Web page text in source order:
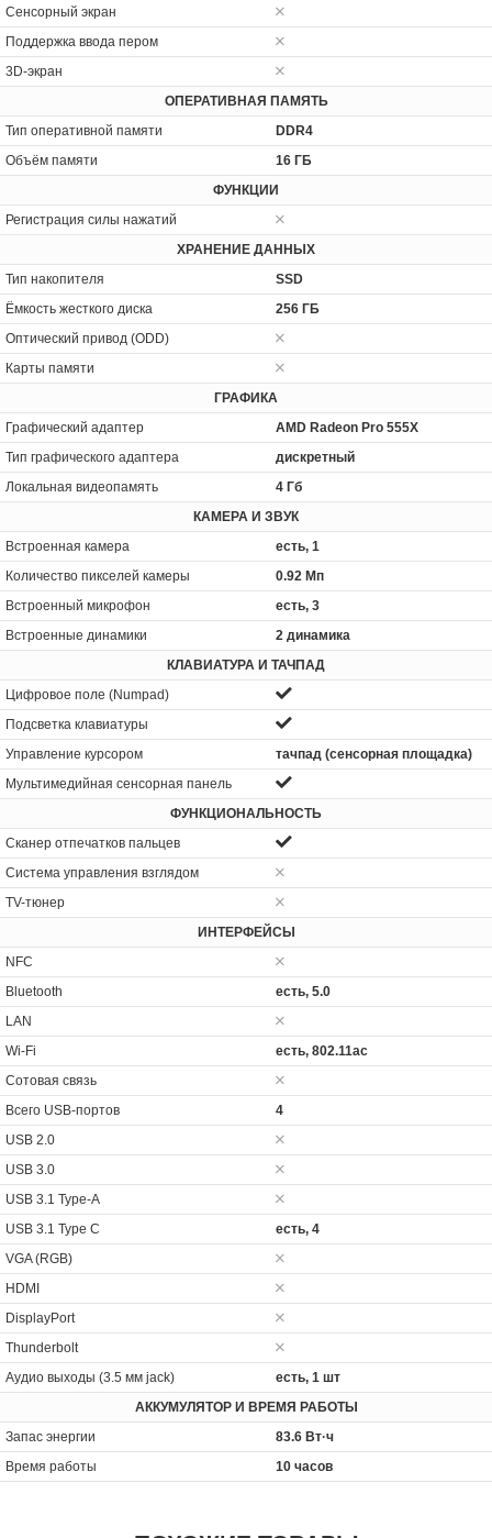
Сенсорный экран
Поддержка ввода пером
3D-экран
ОПЕРАТИВНАЯ ПАМЯТЬ
Тип оперативной памяти
DDR4
Объём памяти
16 ГБ
ФУНКЦИИ
Регистрация силы нажатий
ХРАНЕНИЕ ДАННЫХ
Тип накопителя
SSD
Ёмкость жесткого диска
256 ГБ
Оптический привод (ODD)
Карты памяти
ГРАФИКА
Графический адаптер
AMD Radeon Pro 555X
Тип графического адаптера
дискретный
Локальная видеопамять
4 Гб
КАМЕРА И ЗВУК
Встроенная камера
есть, 1
Количество пикселей камеры
0.92 Мп
Встроенный микрофон
есть, 3
Встроенные динамики
2 динамика
КЛАВИАТУРА И ТАЧПАД
Цифровое поле (Numpad)
Подсветка клавиатуры
Управление курсором
тачпад (сенсорная площадка)
Мультимедийная сенсорная панель
ФУНКЦИОНАЛЬНОСТЬ
Сканер отпечатков пальцев
Система управления взглядом
TV-тюнер
ИНТЕРФЕЙСЫ
NFC
Bluetooth
есть, 5.0
LAN
Wi-Fi
есть, 802.11ac
Сотовая связь
Всего USB-портов
4
USB 2.0
USB 3.0
USB 3.1 Type-A
USB 3.1 Type C
есть, 4
VGA (RGB)
HDMI
DisplayPort
Thunderbolt
Аудио выходы (3.5 мм jack)
есть, 1 шт
АККУМУЛЯТОР И ВРЕМЯ РАБОТЫ
Запас энергии
83.6 Вт·ч
Время работы
10 часов